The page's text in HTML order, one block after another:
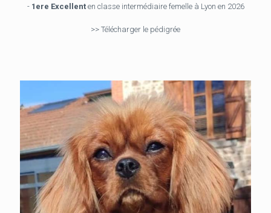
- 1ere Excellenten classe intermédiaire femelle à Lyon en 2026
>> Télécharger le pédigrée